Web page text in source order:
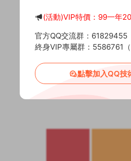
(活動)VIP特價：99一年
官方QQ交流群：61829455
終身VIP專屬群：5586761（
點擊加入QQ技